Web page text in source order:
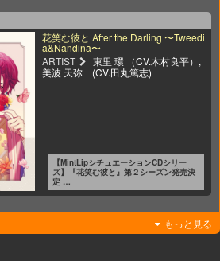
花笑む彼と After the Darling 〜Tweedi
a&Nandina〜
ARTIST
東里 環 （CV.木村良平）,
美波 天弥 (CV.田丸篤志)
【MintLipシチュエーションCDシリー
ズ】『花笑む彼と』第２シーズン発売決
定 …
もっと見る